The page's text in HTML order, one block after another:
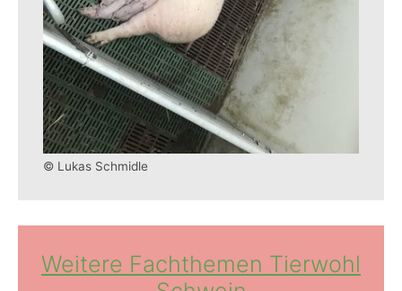
© Lukas Schmidle
Weitere Fachthemen Tierwohl